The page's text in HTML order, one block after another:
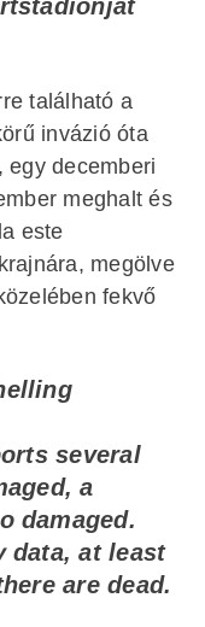
található a
invázió óta
egy decemberi
meghalt és
este
megölve
fekvő
several
a
damaged.
data, at least
are dead.